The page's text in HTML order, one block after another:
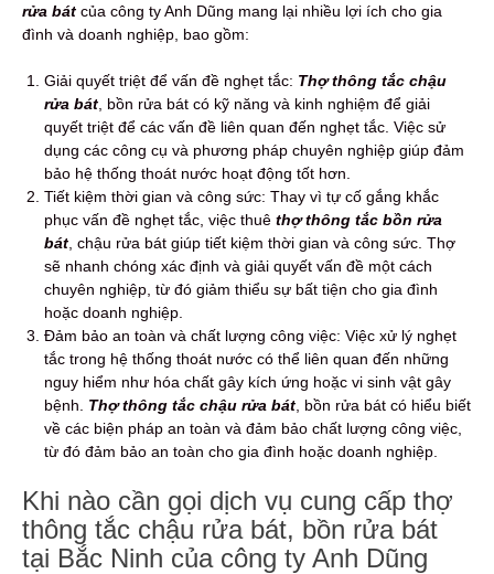
rửa bát của công ty Anh Dũng mang lại nhiều lợi ích cho gia
đình và doanh nghiệp, bao gồm:
Giải quyết triệt để vấn đề nghẹt tắc: Thợ thông tắc chậu
rửa bát , bồn rửa bát có kỹ năng và kinh nghiệm để giải
quyết triệt để các vấn đề liên quan đến nghẹt tắc. Việc sử
dụng các công cụ và phương pháp chuyên nghiệp giúp đảm
bảo hệ thống thoát nước hoạt động tốt hơn.
Tiết kiệm thời gian và công sức: Thay vì tự cố gắng khắc
phục vấn đề nghẹt tắc, việc thuê thợ thông tắc bồn rửa
bát , chậu rửa bát giúp tiết kiệm thời gian và công sức. Thợ
sẽ nhanh chóng xác định và giải quyết vấn đề một cách
chuyên nghiệp, từ đó giảm thiểu sự bất tiện cho gia đình
hoặc doanh nghiệp.
Đảm bảo an toàn và chất lượng công việc: Việc xử lý nghẹt
tắc trong hệ thống thoát nước có thể liên quan đến những
nguy hiểm như hóa chất gây kích ứng hoặc vi sinh vật gây
bệnh. Thợ thông tắc chậu rửa bát , bồn rửa bát có hiểu biết
về các biện pháp an toàn và đảm bảo chất lượng công việc,
từ đó đảm bảo an toàn cho gia đình hoặc doanh nghiệp.
Khi nào cần gọi dịch vụ cung cấp thợ
thông tắc chậu rửa bát, bồn rửa bát
tại Bắc Ninh của công ty Anh Dũng